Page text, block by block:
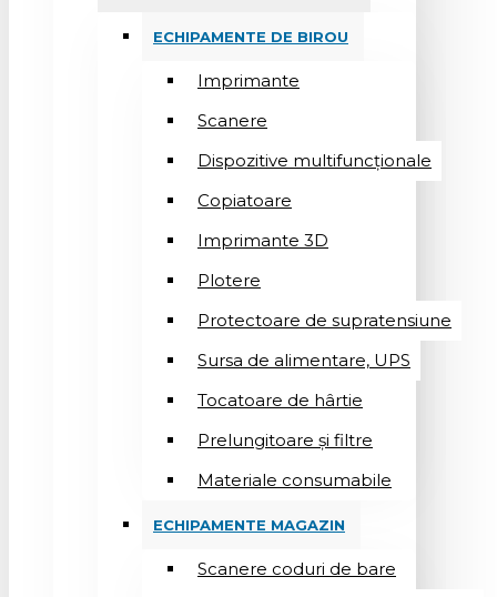
ECHIPAMENTE DE BIROU
Imprimante
Scanere
Dispozitive multifuncționale
Copiatoare
Imprimante 3D
Plotere
Protectoare de supratensiune
Sursa de alimentare, UPS
Tocatoare de hârtie
Prelungitoare și filtre
Materiale consumabile
ECHIPAMENTE MAGAZIN
Scanere coduri de bare